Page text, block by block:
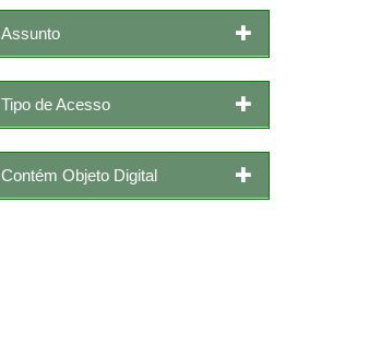
Assunto
Tipo de Acesso
Contém Objeto Digital